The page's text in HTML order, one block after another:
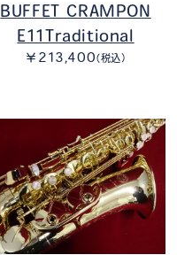
BUFFET CRAMPON
E11Traditional
￥213,400（税込）